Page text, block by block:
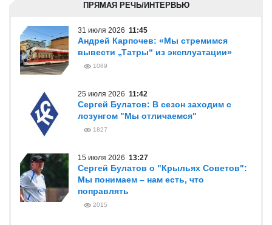
ПРЯМАЯ РЕЧЬ/ИНТЕРВЬЮ
31 июля 2026 11:45
Андрей Карпочев: «Мы стремимся
вывести „Татры“ из эксплуатации»
1089
25 июля 2026 11:42
Сергей Булатов: В сезон заходим с
лозунгом "Мы отличаемся"
1827
15 июля 2026 13:27
Сергей Булатов о "Крыльях Советов":
Мы понимаем – нам есть, что
поправлять
2015